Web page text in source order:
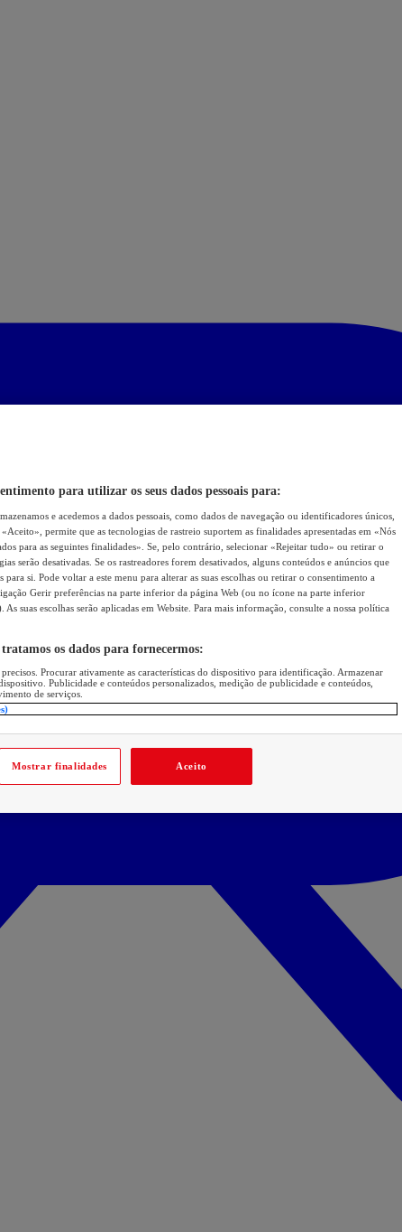
para utilizar os seus dados pessoais para:
e acedemos a dados pessoais, como dados de navegação ou identificadores únicos,
permite que as tecnologias de rastreio suportem as finalidades apresentadas em «Nós
para as seguintes finalidades». Se, pelo contrário, selecionar «Rejeitar tudo» ou retirar o
serão desativadas. Se os rastreadores forem desativados, alguns conteúdos e anúncios que
para si. Pode voltar a este menu para alterar as suas escolhas ou retirar o consentimento a
Gerir preferências na parte inferior da página Web (ou no ícone na parte inferior
As suas escolhas serão aplicadas em Website. Para mais informação, consulte a nossa política
tratamos os dados para fornecermos:
Procurar ativamente as características do dispositivo para identificação. Armazenar
Publicidade e conteúdos personalizados, medição de publicidade e conteúdos,
de serviços.
Mostrar finalidades Aceito